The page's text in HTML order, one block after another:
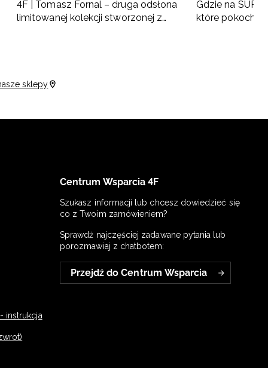
4F | Tomasz Fornal – druga odsłona
limitowanej kolekcji stworzonej z
Gdzie na SUP
które
sklepy
instrukcja
Centrum Wsparcia 4F
Szukasz informacji lub chcesz dowiedzieć się
co z Twoim zamówieniem?
Sprawdź najczęściej zadawane pytania lub
porozmawiaj z chatbotem:
Przejdź do Centrum Wsparcia